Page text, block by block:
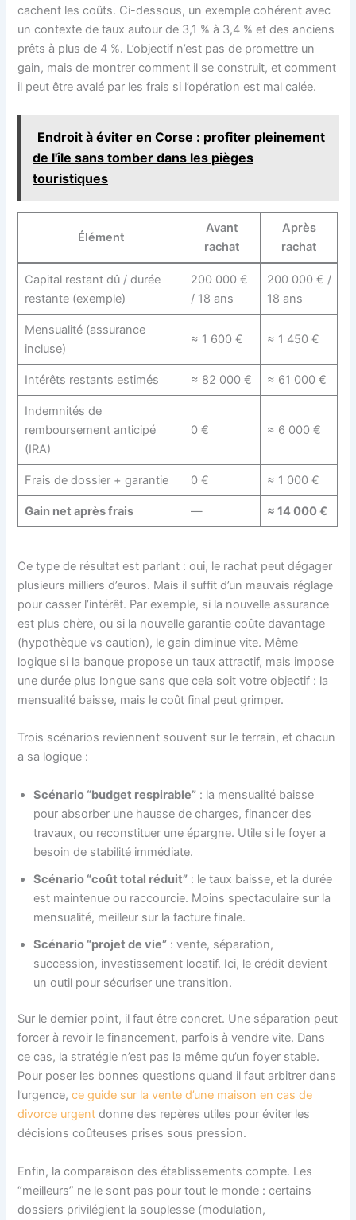
cachent les coûts. Ci-dessous, un exemple cohérent avec
un contexte de taux autour de 3,1 % à 3,4 % et des anciens
prêts à plus de 4 %. L’objectif n’est pas de promettre un
gain, mais de montrer comment il se construit, et comment
il peut être avalé par les frais si l’opération est mal calée.
Endroit à éviter en Corse : profiter pleinement
de l'île sans tomber dans les pièges
touristiques
Élément
Avant
rachat
Après
rachat
Capital restant dû / durée
restante (exemple)
200 000 €
/ 18 ans
200 000 € /
18 ans
Mensualité (assurance
incluse)
≈ 1 600 € ≈ 1 450 €
Intérêts restants estimés ≈ 82 000 € ≈ 61 000 €
Indemnités de
remboursement anticipé
(IRA)
0 € ≈ 6 000 €
Frais de dossier + garantie 0 € ≈ 1 000 €
Gain net après frais — ≈ 14 000 €
Ce type de résultat est parlant : oui, le rachat peut dégager
plusieurs milliers d’euros. Mais il suffit d’un mauvais réglage
pour casser l’intérêt. Par exemple, si la nouvelle assurance
est plus chère, ou si la nouvelle garantie coûte davantage
(hypothèque vs caution), le gain diminue vite. Même
logique si la banque propose un taux attractif, mais impose
une durée plus longue sans que cela soit votre objectif : la
mensualité baisse, mais le coût final peut grimper.
Trois scénarios reviennent souvent sur le terrain, et chacun
a sa logique :
Scénario “budget respirable” : la mensualité baisse
pour absorber une hausse de charges, financer des
travaux, ou reconstituer une épargne. Utile si le foyer a
besoin de stabilité immédiate.
Scénario “coût total réduit” : le taux baisse, et la durée
est maintenue ou raccourcie. Moins spectaculaire sur la
mensualité, meilleur sur la facture finale.
Scénario “projet de vie” : vente, séparation,
succession, investissement locatif. Ici, le crédit devient
un outil pour sécuriser une transition.
Sur le dernier point, il faut être concret. Une séparation peut
forcer à revoir le financement, parfois à vendre vite. Dans
ce cas, la stratégie n’est pas la même qu’un foyer stable.
Pour poser les bonnes questions quand il faut arbitrer dans
l’urgence,ce guide sur la vente d’une maison en cas de
divorce urgent donne des repères utiles pour éviter les
décisions coûteuses prises sous pression.
Enfin, la comparaison des établissements compte. Les
“meilleurs” ne le sont pas pour tout le monde : certains
dossiers privilégient la souplesse (modulation,